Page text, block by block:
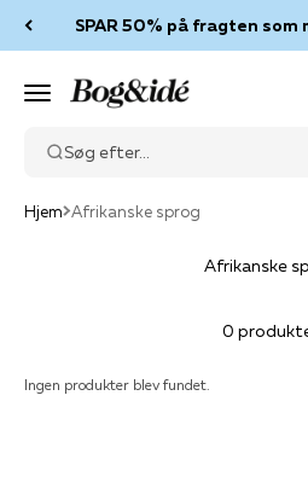
SPAR 50% på fragten som
Menu Bog & idé
Søg efter...
Hjem Afrikanske sprog
Afrikanske
0
Ingen produkter blev fundet.